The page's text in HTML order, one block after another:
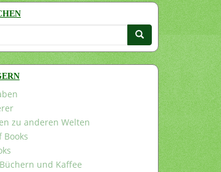
zu anderen Welten
und Kaffee